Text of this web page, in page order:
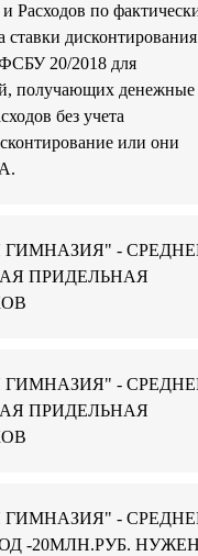
Расходов по
ставки
20/2018 для
получающих денежные
без учета
или они
-
ПРИДЕЛЬНАЯ
-
ПРИДЕЛЬНАЯ
-
-20МЛН.РУБ.